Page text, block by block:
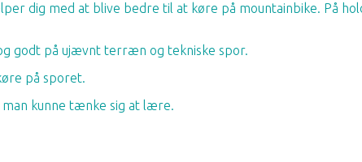
dig med at blive bedre til at køre på mountainbike. På
godt på ujævnt terræn og tekniske spor.
på sporet.
man kunne tænke sig at lære.